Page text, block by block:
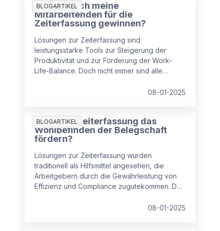
BLOGARTIKEL
Wie kann ich meine
Mitarbeitenden für die
Zeiterfassung gewinnen?
Lösungen zur Zeiterfassung sind
leistungsstarke Tools zur Steigerung der
Produktivität und zur Förderung der Work-
Life-Balance. Doch nicht immer sind alle
Sie also Ihre Belegschaft komplett an Bord
08-01-2025
BLOGARTIKEL
Wie kann Zeiterfassung das
Wohlbefinden der Belegschaft
fördern?
Lösungen zur Zeiterfassung wurden
traditionell als Hilfsmittel angesehen, die
Arbeitgebern durch die Gewährleistung von
Effizienz und Compliance zugutekommen. Da
jedoch immer mehr an Bedeutung gewinnt,
08-01-2025